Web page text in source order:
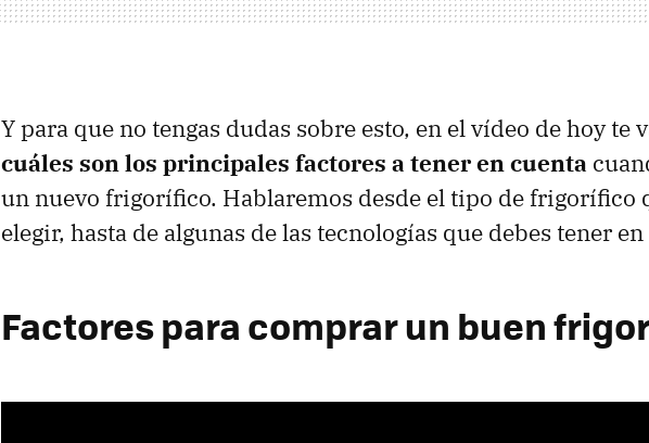
Y para que no tengas dudas sobre esto, en el vídeo de hoy te
cuáles son los principales factores a tener en cuenta
un nuevo frigorífico. Hablaremos desde el tipo de frigorífico
elegir, hasta de algunas de las tecnologías que debes tener
Factores para comprar un buen